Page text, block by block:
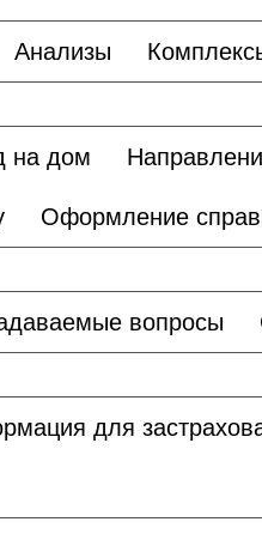
Анализы
на дом
Оформление
вопросы
для